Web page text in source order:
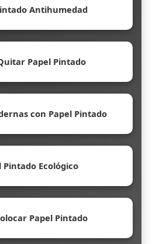
Antihumedad
Papel Pintado
con Papel Pintado
Pintado Ecológico
Papel Pintado